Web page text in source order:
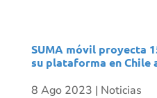
SUMA móvil proyecta
su plataforma en Chile
8 Ago 2023 | Noticias